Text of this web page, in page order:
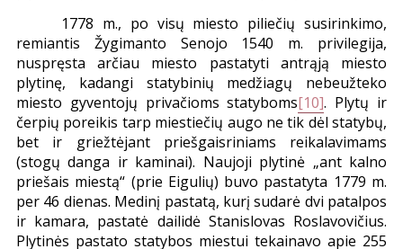
1778 m., po visų miesto piliečių susirinkimo,
remiantis Žygimanto Senojo 1540 m. privilegija,
nuspręsta arčiau miesto pastatyti antrąją miesto
plytinę, kadangi statybinių medžiagų nebeužteko
miesto gyventojų privačioms statyboms[10]. Plytų ir
čerpių poreikis tarp miestiečių augo ne tik dėl statybų,
bet ir griežtėjant priešgaisriniams reikalavimams
(stogų danga ir kaminai). Naujoji plytinė „ant kalno
priešais miestą“ (prie Eigulių) buvo pastatyta 1779 m.
per 46 dienas. Medinį pastatą, kurį sudarė dvi patalpos
ir kamara, pastatė dailidė Stanislovas Roslavovičius.
Plytinės pastato statybos miestui tekainavo apie 255